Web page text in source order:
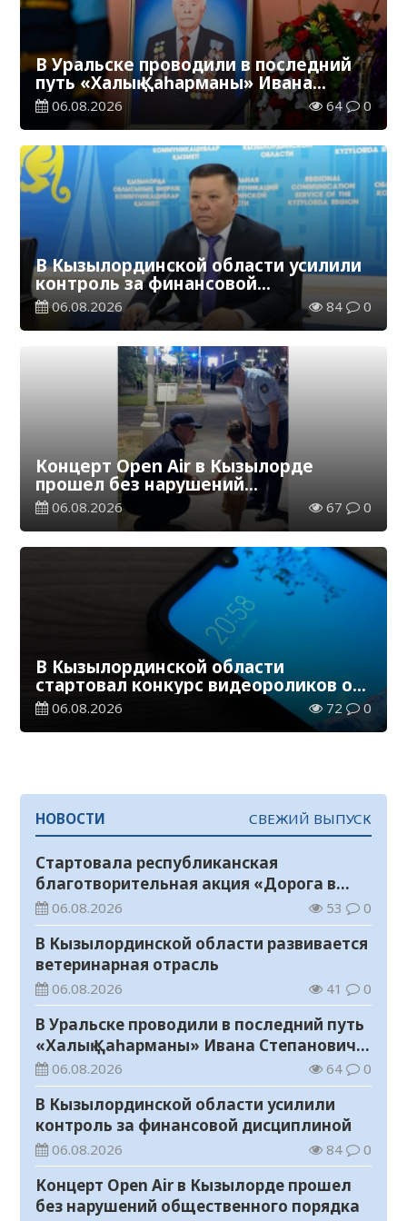
В Уральске проводили в последний
путь «Халық Қаһарманы» Ивана
Степановича Гапича
06.08.2026 64 0
В Кызылординской области усилили
контроль за финансовой
дисциплиной
06.08.2026 84 0
Концерт Open Air в Кызылорде
прошел без нарушений
общественного порядка
06.08.2026 67 0
В Кызылординской области
стартовал конкурс видеороликов о
семейных ценностях и Конституции
06.08.2026 72 0
НОВОСТИ СВЕЖИЙ ВЫПУСК
Стартовала республиканская
благотворительная акция «Дорога в
школу»
06.08.2026 53 0
В Кызылординской области развивается
ветеринарная отрасль
06.08.2026 41 0
В Уральске проводили в последний путь
«Халық Қаһарманы» Ивана Степановича
Гапича
06.08.2026 64 0
В Кызылординской области усилили
контроль за финансовой дисциплиной
06.08.2026 84 0
Концерт Open Air в Кызылорде прошел
без нарушений общественного порядка